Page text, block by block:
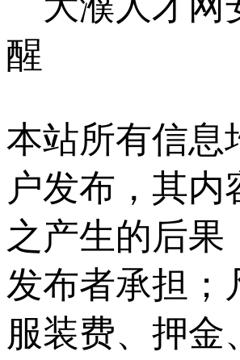
醒
本站所有信息
户发布，其内
之产生的后果
发布者承担；
服装费、押金